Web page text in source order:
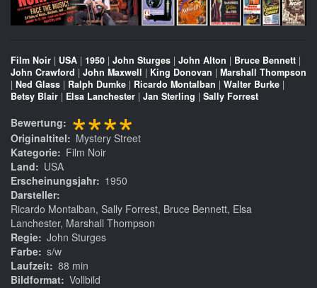
Film Noir | USA | 1950 | John Sturges | John Alton | Bruce Bennett |
John Crawford | John Maxwell | King Donovan | Marshall Thompson
| Ned Glass | Ralph Dumke | Ricardo Montalban | Walter Burke |
Betsy Blair | Elsa Lanchester | Jan Sterling | Sally Forrest
Bewertung ****
Originaltitel
Mystery Street
Kategorie
Film Noir
Land
USA
Erscheinungsjahr
1950
Darsteller
Ricardo Montalban, Sally Forrest, Bruce Bennett, Elsa
Lanchester, Marshall Thompson
Regie John Sturges
Farbe s/w
Laufzeit 88 min
Bildformat Vollbild